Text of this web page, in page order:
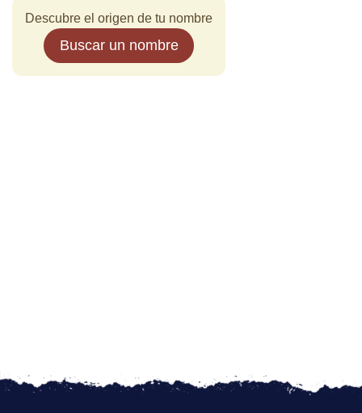
Descubre el origen de tu nombre
Buscar un nombre